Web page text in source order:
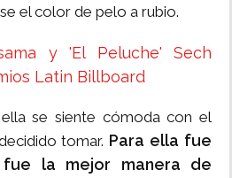
el color de pelo a rubio.
y 'El Peluche' Sech
Latin Billboard
se siente cómoda con el
tomar. Para ella fue
fue la mejor manera de